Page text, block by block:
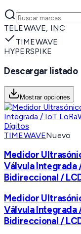
TELEWAVE, INC
TIMEWAVE
HYPERSPIKE
Descargar listado
Mostrar opciones
TIMEWAVENuevo
Medidor
Válvula Integrada
Bidireccional /
Medidor
Válvula Integrada
Bidireccional /